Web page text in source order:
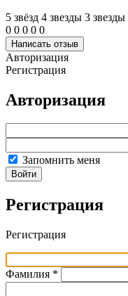
5 звёзд 4 звeзды 3 звeзды
0 0 0 0 0
Написать отзыв
Авторизация
Регистрация
Авторизация
Запомнить меня
Войти
Регистрация
Регистрация
Фамилия *